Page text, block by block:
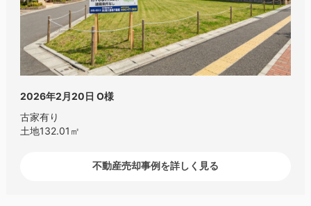
2026年2月20日 O様
古家有り
土地132.01㎡
不動産売却事例を詳しく見る